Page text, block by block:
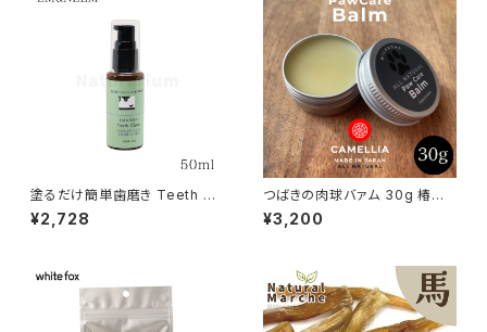
塗るだけ簡単歯磨き Teeth Cl
ean EM&NEEMジェル 50ml
¥2,728
つばきの肉球バァム 30g 椿油
日本ミツバチ 肉球クリーム
¥3,200